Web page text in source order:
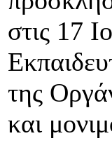
στις 17
της
και